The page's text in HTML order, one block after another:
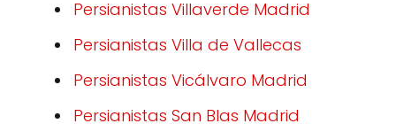
Persianistas Villaverde Madrid
Persianistas Villa de Vallecas
Persianistas Vicálvaro Madrid
Persianistas San Blas Madrid